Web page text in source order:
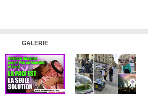
GALERIE